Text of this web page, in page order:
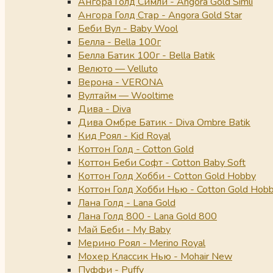
Ангора Голд Стар - Angora Gold Star
Беби Вул - Baby Wool
Белла - Bella 100г
Белла Батик 100г - Bella Batik
Велюто — Velluto
Верона - VERONA
Вултайм — Wooltime
Дива - Diva
Дива Омбре Батик - Diva Ombre Batik
Кид Роял - Kid Royal
Коттон Голд - Cotton Gold
Коттон Беби Софт - Cotton Baby Soft
Коттон Голд Хобби - Cotton Gold Hobby
Коттон Голд Хобби Нью - Cotton Gold
Лана Голд - Lana Gold
Лана Голд 800 - Lana Gold 800
Май Беби - My Baby
Мерино Роял - Merino Royal
Мохер Классик Нью - Mohair New
Пуффи - Puffy